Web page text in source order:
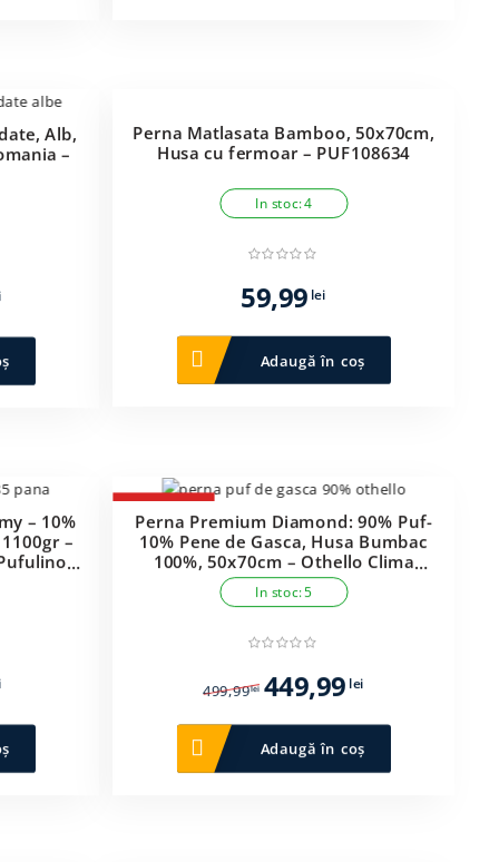
Alb,
–
Prețul
este:
99,00 lei.
Perna Matlasata Bamboo, 50x70cm,
Husa cu fermoar – PUF108634
In stoc: 4
59,99lei
Adaugă în coș
– 10%
–
–
Prețul
este:
99,99 lei.
-10%
Perna Premium Diamond: 90% Puf-
10% Pene de Gasca, Husa Bumbac
100%, 50x70cm – Othello Clima
Downa 90 – PUF96957
In stoc: 5
499,99lei
Prețul
inițial
a
fost:
449,99lei
este:
449,99 lei.
Adaugă în coș